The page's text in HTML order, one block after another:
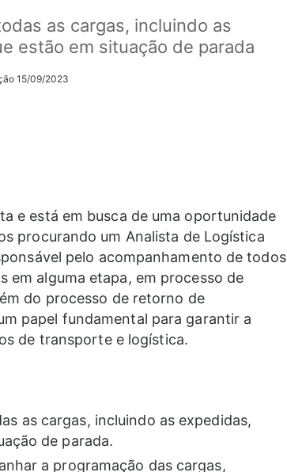
as cargas, incluindo as
estão em situação de parada
15/09/2023
e está em busca de uma oportunidade
procurando um Analista de Logística
pelo acompanhamento de todos
em alguma etapa, em processo de
do processo de retorno de
papel fundamental para garantir a
de transporte e logística.
as cargas, incluindo as expedidas,
de parada.
a programação das cargas,